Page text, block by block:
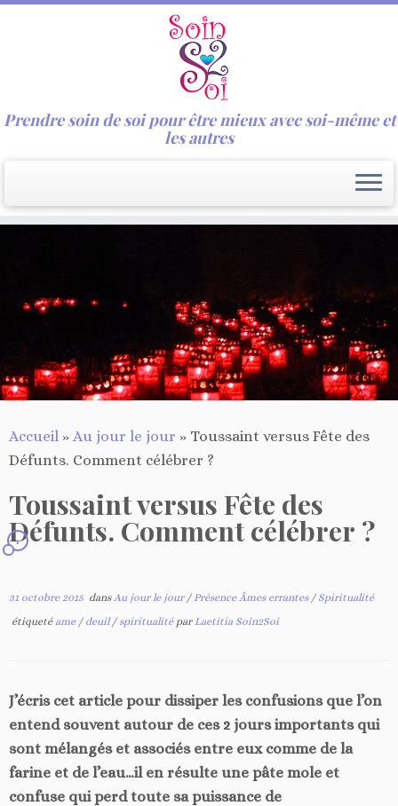
Prendre soin de soi pour être mieux avec soi-même et
les autres
Accueil » Au jour le jour » Toussaint versus Fête des
Défunts. Comment célébrer ?
Toussaint versus Fête des
Défunts. Comment célébrer ?
1
31 octobre 2015 dansAu jour le jour / Présence Âmes errantes / Spiritualité
étiqueté ame / deuil/ spiritualité par Laetitia Soin2Soi
J’écris cet article pour dissiper les confusions que l’on
entend souvent autour de ces 2 jours importants qui
sont mélangés et associés entre eux comme de la
farine et de l’eau…il en résulte une pâte mole et
confuse qui perd toute sa puissance de